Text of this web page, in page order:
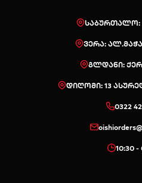
საბურთალო:
ვერა:
გლდანი:
დიღომი: 13
0322
10:30 -